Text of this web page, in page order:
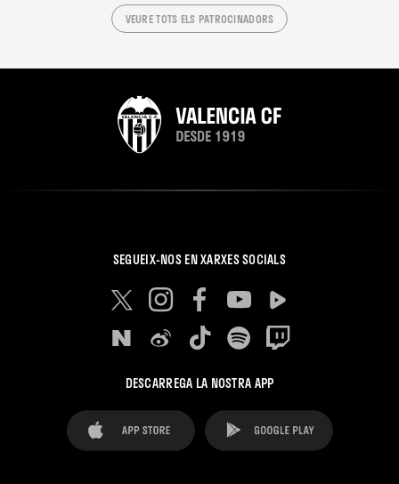
VEURE TOTS ELS PATROCINADORS
SEGUEIX-NOS EN XARXES SOCIALS
DESCARREGA LA NOSTRA APP